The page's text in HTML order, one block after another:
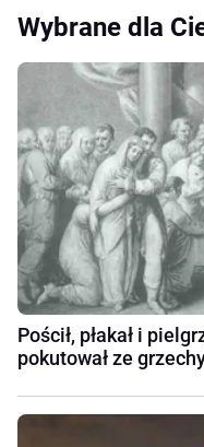
Wybrane dla
Pościł, płakał i
pokutował ze